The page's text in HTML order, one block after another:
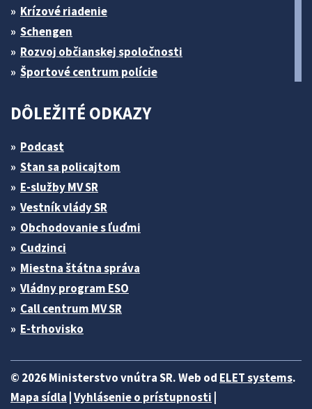
Krízové riadenie
Schengen
Rozvoj občianskej spoločnosti
Športové centrum polície
DÔLEŽITÉ ODKAZY
Podcast
Stan sa policajtom
E-služby MV SR
Vestník vlády SR
Obchodovanie s ľuďmi
Cudzinci
Miestna štátna správa
Vládny program ESO
Call centrum MV SR
E-trhovisko
© 2026 Ministerstvo vnútra SR. Web od ELET systems.
Mapa sídla Vyhlásenie o prístupnosti